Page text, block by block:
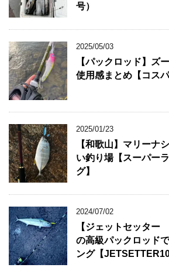
号）
2025/05/03
【パックロッド】ズ
使用感まとめ【コス
2025/01/23
【和歌山】マリーナ
い釣り場【スーパー
グ】
2024/07/02
【ジェットセッター
の高級パックロッド
ング【